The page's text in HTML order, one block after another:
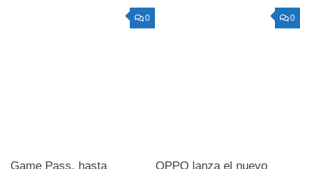
0
Game Pass, hasta
0
OPPO lanza el nuevo